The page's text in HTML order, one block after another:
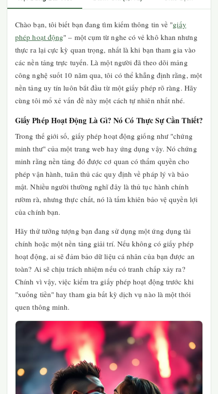
Chào bạn, tôi biết bạn đang tìm kiếm thông tin về "giấy
phép hoạt động" – một cụm từ nghe có vẻ khô khan nhưng
thực ra lại cực kỳ quan trọng, nhất là khi bạn tham gia vào
các nền tảng trực tuyến. Là một người đã theo dõi mảng
công nghệ suốt 10 năm qua, tôi có thể khẳng định rằng, một
nền tảng uy tín luôn bắt đầu từ một giấy phép rõ ràng. Hãy
cùng tôi mổ xẻ vấn đề này một cách tự nhiên nhất nhé.
Giấy Phép Hoạt Động Là Gì? Nó Có Thực Sự Cần Thiết?
Trong thế giới số, giấy phép hoạt động giống như "chứng
minh thư" của một trang web hay ứng dụng vậy. Nó chứng
minh rằng nền tảng đó được cơ quan có thẩm quyền cho
phép vận hành, tuân thủ các quy định về pháp lý và bảo
mật. Nhiều người thường nghĩ đây là thủ tục hành chính
rườm rà, nhưng thực chất, nó là tấm khiên bảo vệ quyền lợi
của chính bạn.
Hãy thử tưởng tượng bạn đang sử dụng một ứng dụng tài
chính hoặc một nền tảng giải trí. Nếu không có giấy phép
hoạt động, ai sẽ đảm bảo dữ liệu cá nhân của bạn được an
toàn? Ai sẽ chịu trách nhiệm nếu có tranh chấp xảy ra?
Chính vì vậy, việc kiểm tra giấy phép hoạt động trước khi
"xuống tiền" hay tham gia bất kỳ dịch vụ nào là một thói
quen thông minh.